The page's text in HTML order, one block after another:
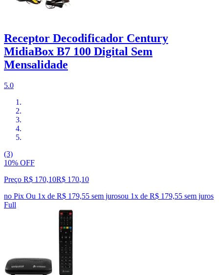
Receptor Decodificador Century
MidiaBox B7 100 Digital Sem
Mensalidade
5.0
(3)
10% OFF
Preço R$ 170,10R$ 170,10
no Pix Ou 1x de R$ 179,55 sem jurosou 1x de R$ 179,55 sem juros
Full